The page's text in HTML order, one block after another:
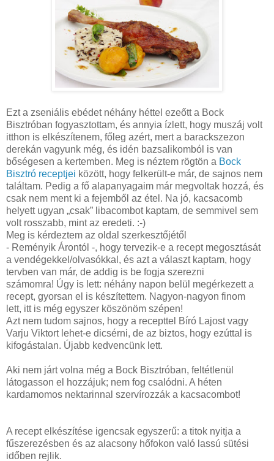
Ezt a zseniális ebédet néhány héttel ezeőtt a Bock
Bisztróban fogyasztottam, és annyia ízlett, hogy muszáj volt
itthon is elkészítenem, főleg azért, mert a barackszezon
derekán vagyunk még, és idén bazsalikomból is van
bőségesen a kertemben. Meg is néztem rögtön a Bock
Bisztró receptjei között, hogy felkerült-e már, de sajnos nem
találtam. Pedig a fő alapanyagaim már megvoltak hozzá, és
csak nem ment ki a fejemből az étel. Na jó, kacsacomb
helyett ugyan „csak” libacombot kaptam, de semmivel sem
volt rosszabb, mint az eredeti. :-)
Meg is kérdeztem az oldal szerkesztőjétől
- Reményik Árontól -, hogy tervezik-e a recept megosztását
a vendégekkel/olvasókkal, és azt a választ kaptam, hogy
tervben van már, de addig is be fogja szerezni
számomra! Úgy is lett: néhány napon belül megérkezett a
recept, gyorsan el is készítettem. Nagyon-nagyon finom
lett, itt is még egyszer köszönöm szépen!
Azt nem tudom sajnos, hogy a recepttel Bíró Lajost vagy
Varju Viktort lehet-e dicsérni, de az biztos, hogy ezúttal is
kifogástalan. Újabb kedvencünk lett.
Aki nem járt volna még a Bock Bisztróban, feltétlenül
látogasson el hozzájuk; nem fog csalódni. A héten
kardamomos nektarinnal szervírozzák a kacsacombot!
A recept elkészítése igencsak egyszerű: a titok nyitja a
fűszerezésben és az alacsony hőfokon való lassú sütési
időben rejlik.